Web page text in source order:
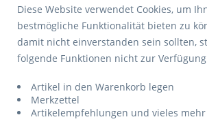
Service Hotline
Shop Service
Diese Website verwendet Cookies, um
bestmögliche Funktionalität bieten zu
damit nicht einverstanden sein sollten,
folgende Funktionen nicht zur
Artikel in den Warenkorb legen
Merkzettel
Artikelempfehlungen und vieles mehr